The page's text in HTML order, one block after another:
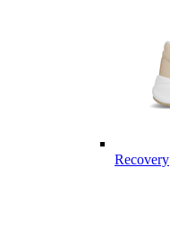
Recovery